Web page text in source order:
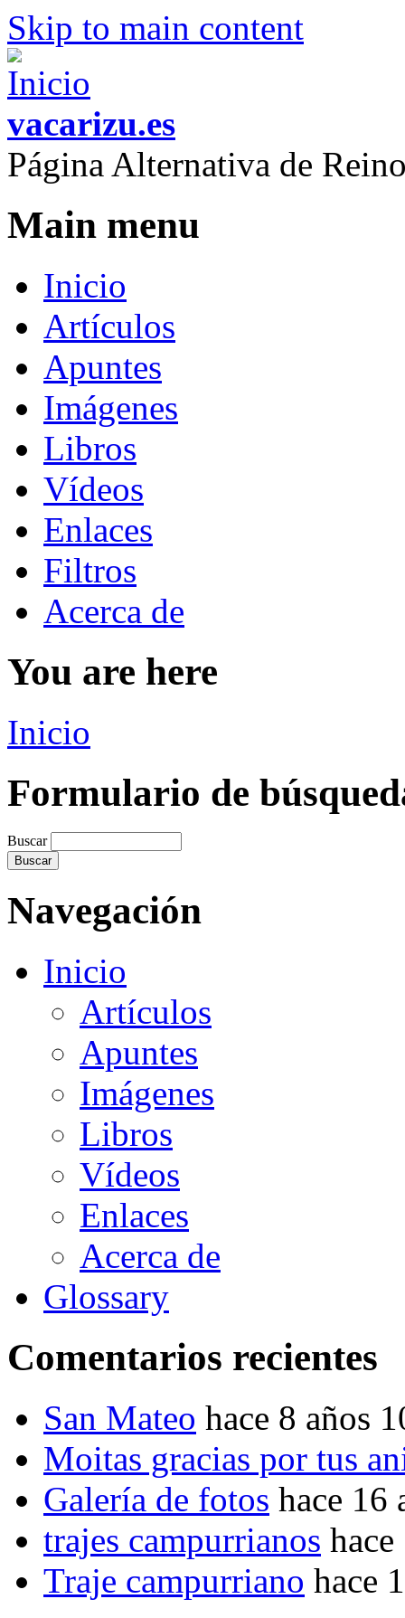
Skip to main content
vacarizu.es
Página Alternativa de
Main menu
Inicio
Artículos
Apuntes
Imágenes
Libros
Vídeos
Enlaces
Filtros
Acerca de
You are here
Inicio
Formulario de
Buscar
Navegación
Inicio
Artículos
Apuntes
Imágenes
Libros
Vídeos
Enlaces
Acerca de
Glossary
Comentarios recientes
San Mateo hace 8 años
Moitas gracias por tus
Galería de fotos hace 16
trajes campurrianos
Traje campurriano hace